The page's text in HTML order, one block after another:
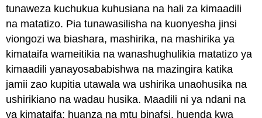
tunaweza kuchukua kuhusiana na hali za kimaadili
na matatizo. Pia tunawasilisha na kuonyesha jinsi
viongozi wa biashara, mashirika, na mashirika ya
kimataifa wameitikia na wanashughulikia matatizo ya
kimaadili yanayosababishwa na mazingira katika
jamii zao kupitia utawala wa ushirika unaohusika na
ushirikiano na wadau husika. Maadili ni ya ndani na
ya kimataifa; huanza na mtu binafsi, huenda kwa